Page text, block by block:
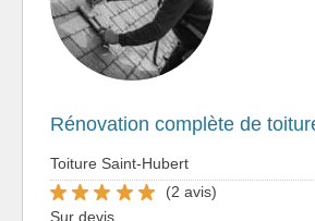
Rénovation complète de
Toiture Saint-Hubert
(2 avis)
Sur devis